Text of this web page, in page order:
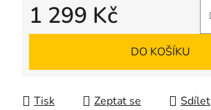
1 299 Kč
Měrná cena:
DO KOŠÍKU
Tisk Zeptat se Sdílet